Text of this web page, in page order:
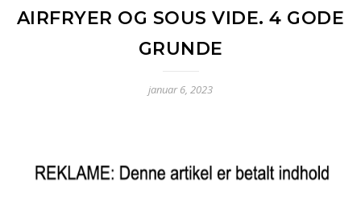
AIRFRYER OG SOUS VIDE. 4 GODE
GRUNDE
januar 6, 2023